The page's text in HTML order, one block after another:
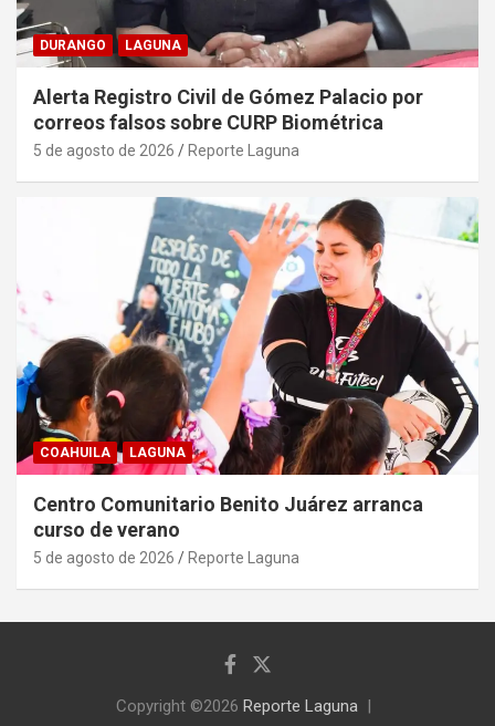
DURANGO LAGUNA
Alerta Registro Civil de Gómez Palacio por
correos falsos sobre CURP Biométrica
5 de agosto de 2026 Reporte Laguna
COAHUILA LAGUNA
Centro Comunitario Benito Juárez arranca
curso de verano
5 de agosto de 2026 Reporte Laguna
Copyright ©2026 Reporte Laguna